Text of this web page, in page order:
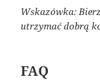
Wskazówka:
utrzymać dobrą
FAQ